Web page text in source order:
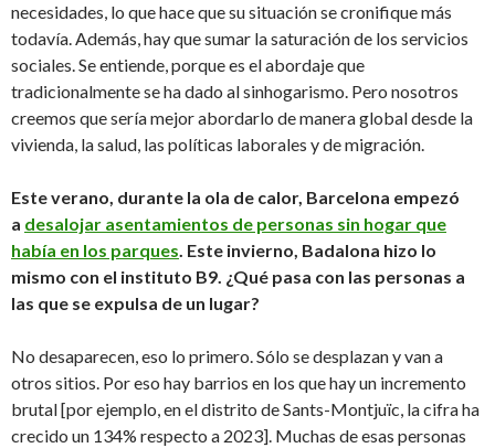
necesidades, lo que hace que su situación se cronifique más
todavía. Además, hay que sumar la saturación de los servicios
sociales. Se entiende, porque es el abordaje que
tradicionalmente se ha dado al sinhogarismo. Pero nosotros
creemos que sería mejor abordarlo de manera global desde la
vivienda, la salud, las políticas laborales y de migración.
Este verano, durante la ola de calor, Barcelona empezó
a desalojar asentamientos de personas sin hogar que
había en los parques. Este invierno, Badalona hizo lo
mismo con el instituto B9. ¿Qué pasa con las personas a
las que se expulsa de un lugar?
No desaparecen, eso lo primero. Sólo se desplazan y van a
otros sitios. Por eso hay barrios en los que hay un incremento
brutal [por ejemplo, en el distrito de Sants-Montjuïc, la cifra ha
crecido un 134% respecto a 2023]. Muchas de esas personas